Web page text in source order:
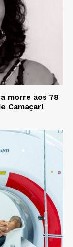
morre aos 78
Camaçari